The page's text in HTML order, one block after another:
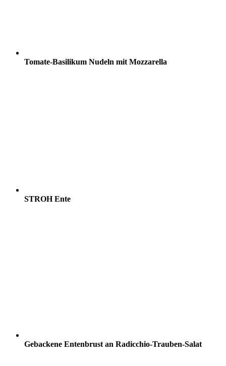
Tomate-Basilikum Nudeln mit Mozzarella
STROH Ente
Gebackene Entenbrust an Radicchio-Trauben-Salat